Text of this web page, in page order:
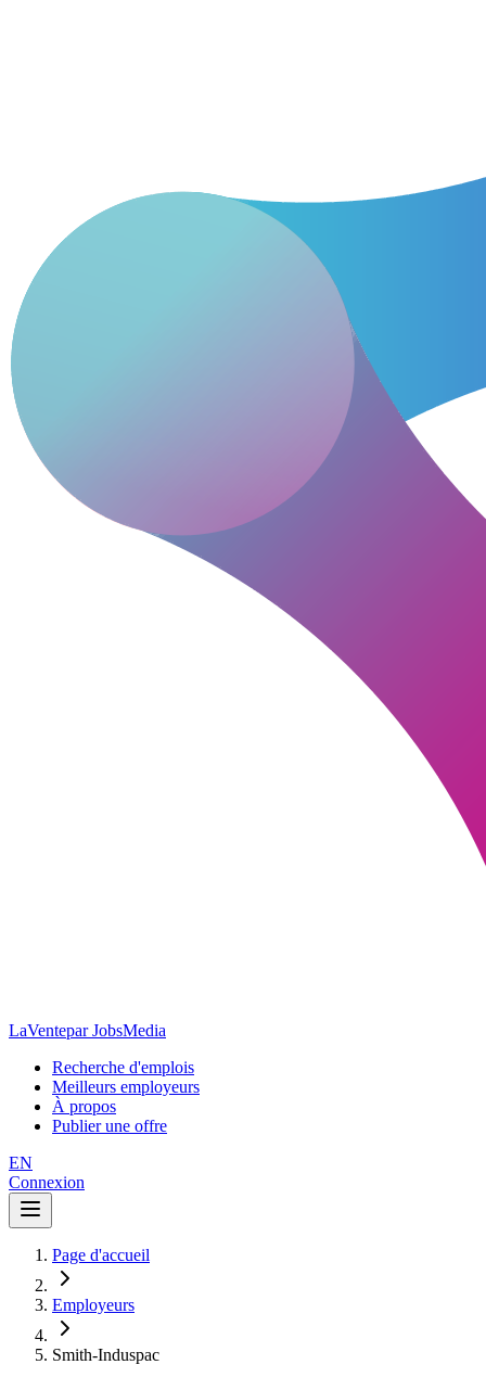
LaVentepar JobsMedia
Recherche d'emplois
Meilleurs employeurs
À propos
Publier une offre
EN
Connexion
Page d'accueil
Employeurs
Smith-Induspac